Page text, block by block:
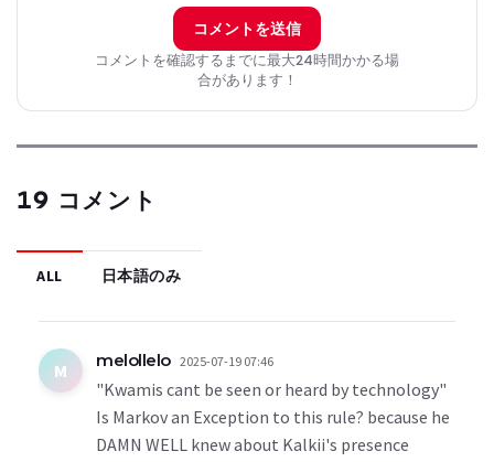
コメントを送信
コメントを確認するまでに最大24時間かかる場
合があります！
19 コメント
ALL 日本語のみ
M melollelo 2025-07-19 07:46
"Kwamis cant be seen or heard by technology"
Is Markov an Exception to this rule? because he
DAMN WELL knew about Kalkii's presence